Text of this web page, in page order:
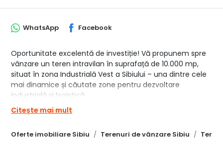
Oferte imobiliare Sibiu Terenuri de vânzare Sibiu
WhatsApp Facebook
Oportunitate excelentă de investiție! Vă propunem spre
vânzare un teren intravilan în suprafață de 10.000 mp,
situat în zona Industrială Vest a Sibiului – una dintre cele
mai dinamice și căutate zone pentru dezvoltare
industrială și logistică.
Terenul beneficiază de drum de acces, fiind ideal pentru
activități comerciale. Amplasarea strategică oferă acces
Citește mai mult